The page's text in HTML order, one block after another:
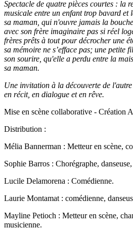
Spectacle de quatre pièces courtes : la
musicale entre un enfant trop bavard et
sa maman, qui n'ouvre jamais la
avec son frère imaginaire pas si réel
frères prêts à tout pour décrocher une
sa mémoire ne s’efface pas; une petite
son sourire, qu'elle a perdu entre la
sa maman.
Une invitation à la découverte de
en récit, en dialogue et en rêve.
Mise en scène collaborative - Création
Distribution :
Mélia Bannerman : Metteur en scène,
Sophie Barros : Chorégraphe,
Lucile Delamorena : Comédienne.
Laurie Montamat : comédienne,
Mayline Petioch : Metteur en scène,
musicienne.